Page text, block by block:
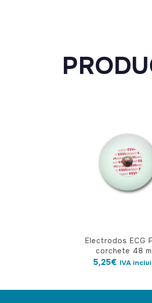
Electrodos ECG
corchete 48
5,25€ IVA